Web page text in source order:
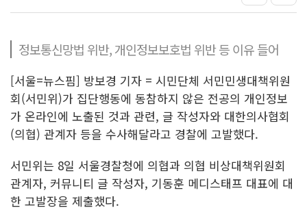
정보통신망법 위반, 개인정보보호법 위반 등 이유 들어
[서울=뉴스핌] 방보경 기자 = 시민단체 서민민생대책위원
회(서민위)가 집단행동에 동참하지 않은 전공의 개인정보
가 온라인에 노출된 것과 관련, 글 작성자와 대한의사협회
(의협) 관계자 등을 수사해달라고 경찰에 고발했다.
서민위는 8일 서울경찰청에 의협과 의협 비상대책위원회
관계자, 커뮤니티 글 작성자, 기동훈 메디스태프 대표에 대
한 고발장을 제출했다.